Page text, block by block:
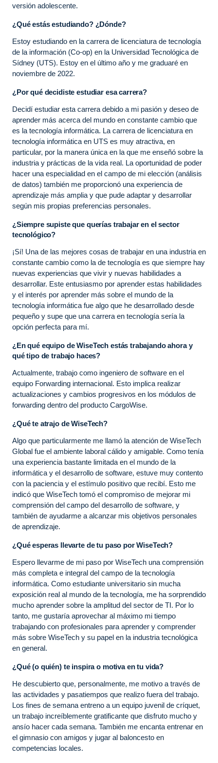
versión adolescente.
¿Qué estás estudiando? ¿Dónde?
Estoy estudiando en la carrera de licenciatura de tecnología
de la información (Co-op) en la Universidad Tecnológica de
Sídney (UTS). Estoy en el último año y me graduaré en
noviembre de 2022.
¿Por qué decidiste estudiar esa carrera?
Decidí estudiar esta carrera debido a mi pasión y deseo de
aprender más acerca del mundo en constante cambio que
es la tecnología informática. La carrera de licenciatura en
tecnología informática en UTS es muy atractiva, en
particular, por la manera única en la que me enseñó sobre la
industria y prácticas de la vida real. La oportunidad de poder
hacer una especialidad en el campo de mi elección (análisis
de datos) también me proporcionó una experiencia de
aprendizaje más amplia y que pude adaptar y desarrollar
según mis propias preferencias personales.
¿Siempre supiste que querías trabajar en el sector
tecnológico?
¡Sí! Una de las mejores cosas de trabajar en una industria en
constante cambio como la de tecnología es que siempre hay
nuevas experiencias que vivir y nuevas habilidades a
desarrollar. Este entusiasmo por aprender estas habilidades
y el interés por aprender más sobre el mundo de la
tecnología informática fue algo que he desarrollado desde
pequeño y supe que una carrera en tecnología sería la
opción perfecta para mí.
¿En qué equipo de WiseTech estás trabajando ahora y
qué tipo de trabajo haces?
Actualmente, trabajo como ingeniero de software en el
equipo Forwarding internacional. Esto implica realizar
actualizaciones y cambios progresivos en los módulos de
forwarding dentro del producto CargoWise.
¿Qué te atrajo de WiseTech?
Algo que particularmente me llamó la atención de WiseTech
Global fue el ambiente laboral cálido y amigable. Como tenía
una experiencia bastante limitada en el mundo de la
informática y el desarrollo de software, estuve muy contento
con la paciencia y el estímulo positivo que recibí. Esto me
indicó que WiseTech tomó el compromiso de mejorar mi
comprensión del campo del desarrollo de software, y
también de ayudarme a alcanzar mis objetivos personales
de aprendizaje.
¿Qué esperas llevarte de tu paso por WiseTech?
Espero llevarme de mi paso por WiseTech una comprensión
más completa e integral del campo de la tecnología
informática. Como estudiante universitario sin mucha
exposición real al mundo de la tecnología, me ha sorprendido
mucho aprender sobre la amplitud del sector de TI. Por lo
tanto, me gustaría aprovechar al máximo mi tiempo
trabajando con profesionales para aprender y comprender
más sobre WiseTech y su papel en la industria tecnológica
en general.
¿Qué (o quién) te inspira o motiva en tu vida?
He descubierto que, personalmente, me motivo a través de
las actividades y pasatiempos que realizo fuera del trabajo.
Los fines de semana entreno a un equipo juvenil de críquet,
un trabajo increíblemente gratificante que disfruto mucho y
ansío hacer cada semana. También me encanta entrenar en
el gimnasio con amigos y jugar al baloncesto en
competencias locales.